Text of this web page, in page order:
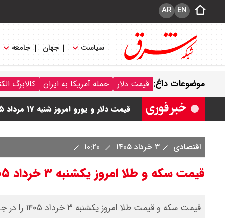
EN
AR
سیاست جهان جامعه
موضوعات داغ: قیمت دلار حمله آمریکا به ایران کالابرگ
قیمت دلار مبادله ای امروز شنبه ۱۷ مرداد ۱۴۰ / دلار حواله ای چند؟ + جدول
قیمت طلا و سکه امروز شنبه ۱۷ مرداد ۱۴۰۵ / قیمت هر گرم طلا چند ؟ + جدول
قیمت دلار و یورو امروز شنبه ۱۷ مرداد ۱۴۰۵ / هر دلار چند؟ + جدول
اقتصادی
۳ خرداد ۱۴۰۵
قیمت سکه و طلا امروز یکشنبه ۳ خرداد ۱۴۰۵/ سکه امامی امروز چند؟+ جدول
قیمت سکه